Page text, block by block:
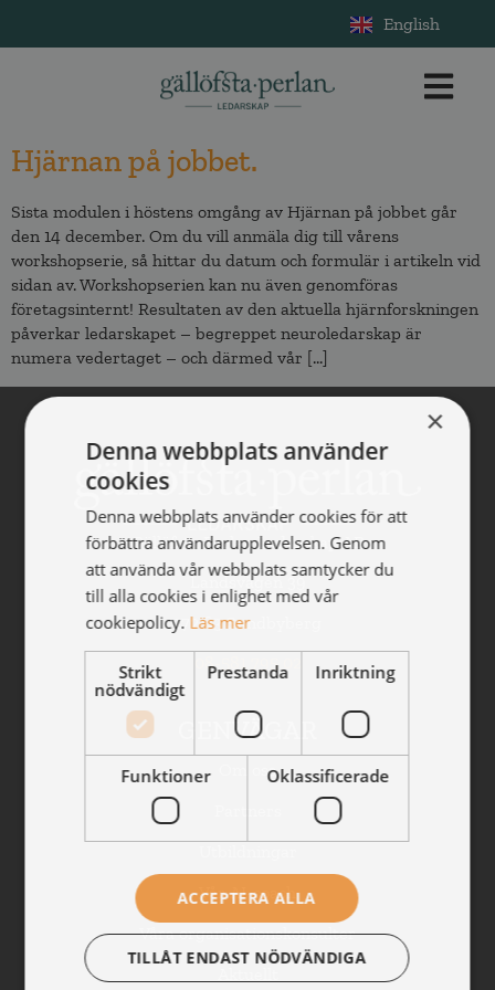
English
Hjärnan på jobbet.
Sista modulen i höstens omgång av Hjärnan på jobbet går
den 14 december. Om du vill anmäla dig till vårens
workshopserie, så hittar du datum och formulär i artikeln vid
sidan av. Workshopserien kan nu även genomföras
företagsinternt! Resultaten av den aktuella hjärnforskningen
påverkar ledarskapet – begreppet neuroledarskap är
numera vedertaget – och därmed vår […]
Gällöfsta Perlan Ledarskap AB
Landsvägen 39
172 63 Sundbyberg
08-581 795 02
GENVÄGAR
Om oss
Vår AI-coach
Våra organisationskonsulter
×
Denna webbplats använder
cookies
Denna webbplats använder cookies för att
förbättra användarupplevelsen. Genom
att använda vår webbplats samtycker du
till alla cookies i enlighet med vår
cookiepolicy. Läs mer
Strikt
nödvändigt
Prestanda Inriktning
Funktioner Oklassificerade
ACCEPTERA ALLA
TILLÅT ENDAST NÖDVÄNDIGA